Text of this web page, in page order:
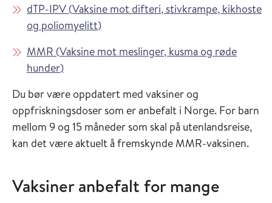
Les mer om
dTP-IPV (Vaksine mot difteri, stivkrampe, kikhoste
og poliomyelitt)i Vaksinasjonsveilederen
Les mer om
MMR (Vaksine mot meslinger, kusma og røde
hunder)i Vaksinasjonsveilederen
Du bør være oppdatert med vaksiner og
oppfriskningsdoser som er anbefalt i Norge. For barn
mellom 9 og 15 måneder som skal på utenlandsreise,
kan det være aktuelt å fremskynde MMR-vaksinen.
Vaksiner anbefalt for mange